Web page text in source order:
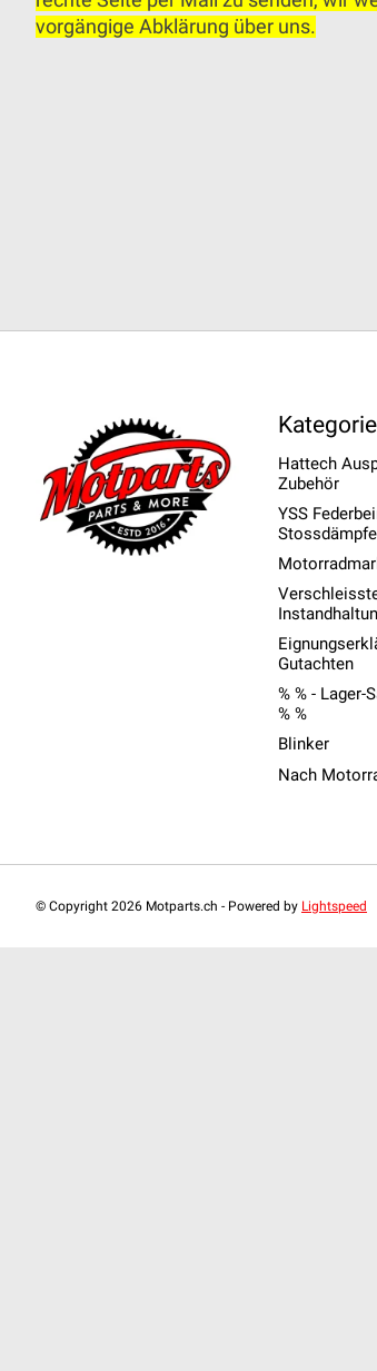
vorgängige Abklärung über uns.
Hattech
Zubehör
YSS
Gutachten
% % - Lager-
% %
Blinker
Nach
© Copyright 2026 Motparts.ch - Powered by Lightspeed